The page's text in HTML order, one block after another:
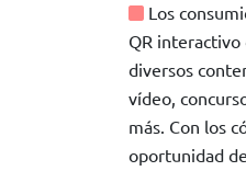
Los
QR interactivo
diversos
vídeo,
más. Con los
oportunidad